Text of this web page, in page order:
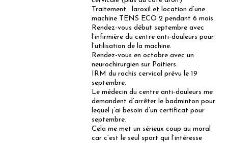
Traitement : laroxil et location d’une
machine TENS ECO 2 pendant 6 mois.
Rendez-vous début septembre avec
l’infirmière du centre anti-douleurs pour
l’utilisation de la machine.
Rendez-vous en octobre avec un
neurochirurgien sur Poitiers.
IRM du rachis cervical prévu le 19
septembre.
Le médecin du centre anti-douleurs me
demandent d’arrêter le badminton pour
lequel j’ai besoin d’un certificat pour
septembre.
Cela me met un sérieux coup au moral
car c’est le seul sport qui l’intéresse